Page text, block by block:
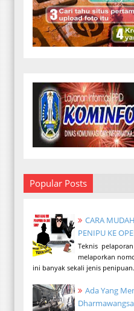
Popular Posts
CARA
PENIPU KE
Teknis
melaporkan
ini banyak sekali jenis
Ada Yang
Dharmawangsa